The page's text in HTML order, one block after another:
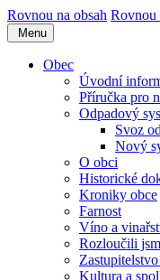
Rovnou na obsah Rovnou
Menu
Obec
Úvodní
Příručka pro
Odpadový
Svoz
Nový
O obci
Historické
Kroniky obce
Farnost
Víno a
Rozloučili
Kultura a